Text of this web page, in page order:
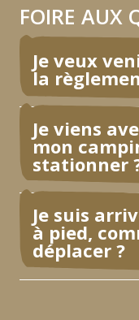
FOIRE AUX
Je veux
la
Je viens
mon
stationner
Je suis
à pied,
déplacer ?